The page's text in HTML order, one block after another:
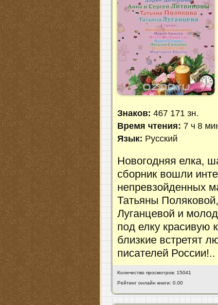
Знаков:467 171 зн.
Время чтения: 7 ч 8
Язык: Русский
Новогодняя елка,
сборник вошли
непревзойденных
Татьяны
Луганцевой и
под елку красивую
близкие встретят
писателей России!..
Количество просмотров: 15041
Рейтинг онлайн книги: 0.00